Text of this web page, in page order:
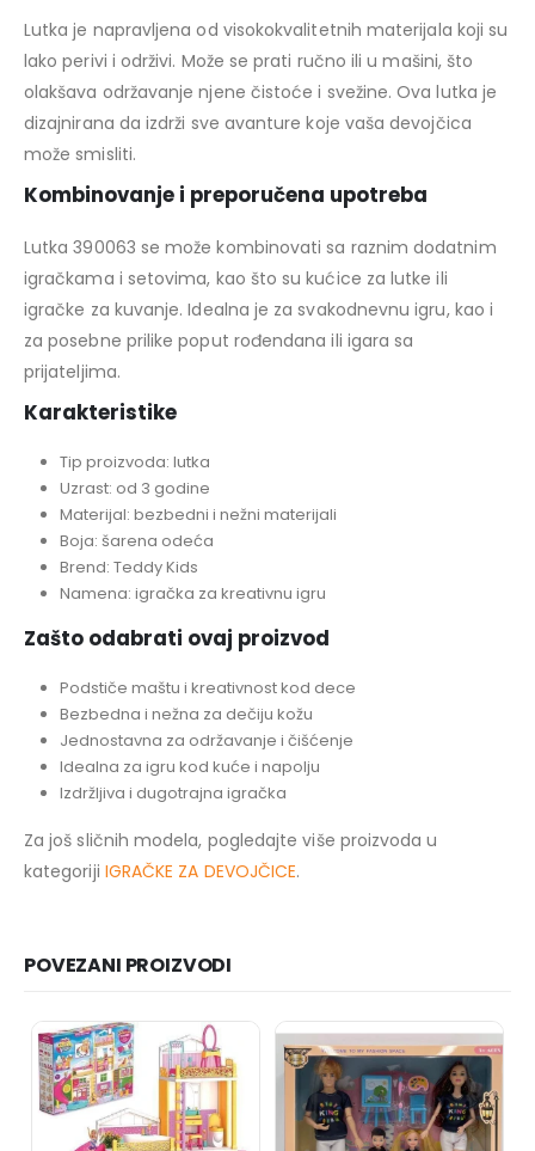
Lutka je napravljena od visokokvalitetnih materijala koji su
lako perivi i održivi. Može se prati ručno ili u mašini, što
olakšava održavanje njene čistoće i svežine. Ova lutka je
dizajnirana da izdrži sve avanture koje vaša devojčica
može smisliti.
Kombinovanje i preporučena upotreba
Lutka 390063 se može kombinovati sa raznim dodatnim
igračkama i setovima, kao što su kućice za lutke ili
igračke za kuvanje. Idealna je za svakodnevnu igru, kao i
za posebne prilike poput rođendana ili igara sa
prijateljima.
Karakteristike
Tip proizvoda: lutka
Uzrast: od 3 godine
Materijal: bezbedni i nežni materijali
Boja: šarena odeća
Brend: Teddy Kids
Namena: igračka za kreativnu igru
Zašto odabrati ovaj proizvod
Podstiče maštu i kreativnost kod dece
Bezbedna i nežna za dečiju kožu
Jednostavna za održavanje i čišćenje
Idealna za igru kod kuće i napolju
Izdržljiva i dugotrajna igračka
Za još sličnih modela, pogledajte više proizvoda u
kategoriji IGRAČKE ZA DEVOJČICE.
POVEZANI PROIZVODI